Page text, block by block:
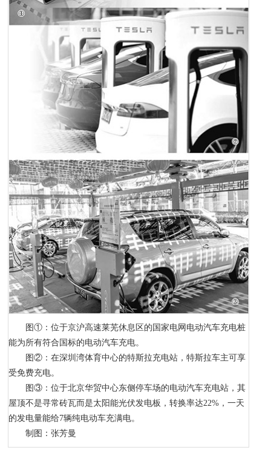
图①：位于京沪高速莱芜休息区的国家电网电动汽车充电桩
能为所有符合国标的电动汽车充电。
图②：在深圳湾体育中心的特斯拉充电站，特斯拉车主可享
受免费充电。
图③：位于北京华贸中心东侧停车场的电动汽车充电站，其
屋顶不是寻常砖瓦而是太阳能光伏发电板，转换率达22%，一天
的发电量能给7辆纯电动车充满电。
制图：张芳曼